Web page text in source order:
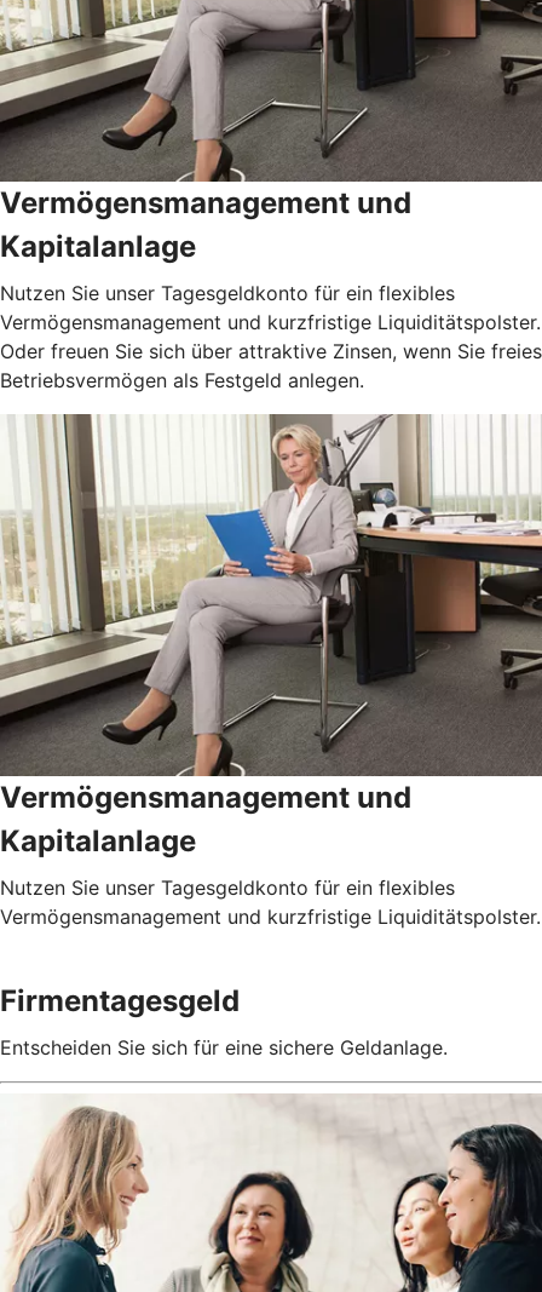
Vermögensmanagement und
Kapitalanlage
Nutzen Sie unser Tagesgeldkonto für ein flexibles
Vermögensmanagement und kurzfristige Liquiditätspolster.
Oder freuen Sie sich über attraktive Zinsen, wenn Sie freies
Betriebsvermögen als Festgeld anlegen.
Vermögensmanagement und
Kapitalanlage
Nutzen Sie unser Tagesgeldkonto für ein flexibles
Vermögensmanagement und kurzfristige Liquiditätspolster.
Firmentagesgeld
Entscheiden Sie sich für eine sichere Geldanlage.